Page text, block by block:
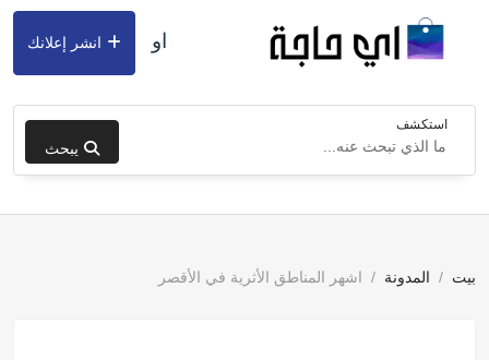
استكشف
يبحث
او انشر إعلانك
بيت المدونة اشهر المناطق الأثرية في الأقصر